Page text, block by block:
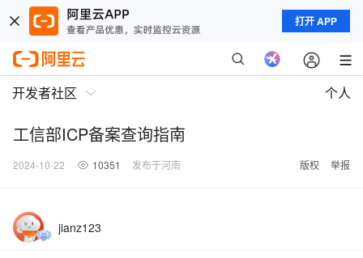
打开 APP
开发者社区 个人
工信部ICP备案查询指南
2024-10-22 10351 发布于河南 版权 举报
jianz123